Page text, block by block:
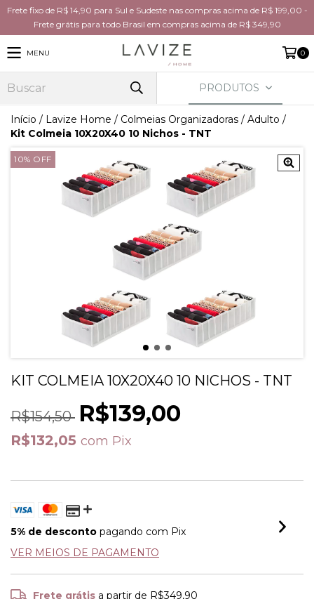
Frete fixo de R$ 14,90 para Sul e Sudeste nas compras acima de R$ 199,00 -
Frete grátis para todo Brasil em compras acima de R$ 349,90
MENU 0
PRODUTOS
Início / Lavize Home / Colmeias Organizadoras / Adulto /
Kit Colmeia 10X20X40 10 Nichos - TNT
10% OFF
KIT COLMEIA 10X20X40 10 NICHOS - TNT
R$154,50 R$139,00
R$132,05 com Pix
5% de desconto pagando com Pix
VER MEIOS DE PAGAMENTO
Frete grátis a partir de R$349,90